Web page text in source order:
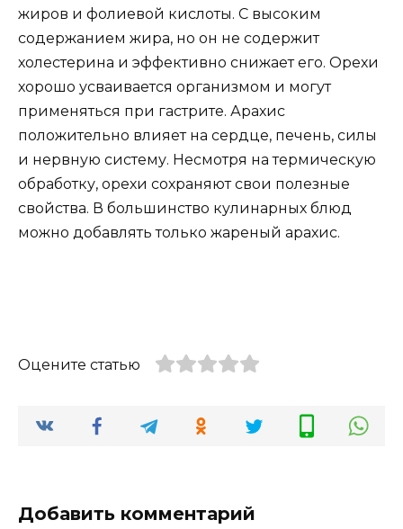
жиров и фолиевой кислоты. С высоким
содержанием жира, но он не содержит
холестерина и эффективно снижает его. Орехи
хорошо усваивается организмом и могут
применяться при гастрите. Арахис
положительно влияет на сердце, печень, силы
и нервную систему. Несмотря на термическую
обработку, орехи сохраняют свои полезные
свойства. В большинство кулинарных блюд
можно добавлять только жареный арахис.
Оцените статью
Добавить комментарий